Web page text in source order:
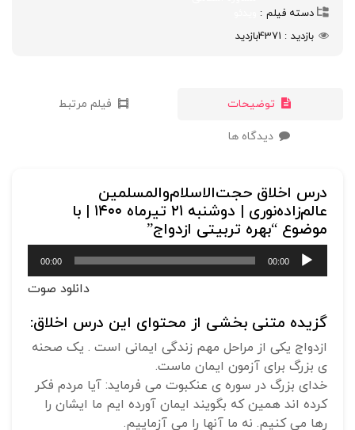
دسته فیلم
بازدید
4371بازدید
توضیحات فیلم مرتبط
دیدگاه ها
درس اخلاق حجت‌الاسلام‌والمسلمین
عالم‌زاده‌نوری | دوشنبه ۲۱ تیرماه ۱۴۰۰ | با
موضوع “بهره تربیتی ازدواج”
پخش‌کننده
صوت
00:00
00:00
دانلود صوت
گزیده متنی بخشی از محتوای این درس اخلاق:
ازدواج یکی از مراحل مهم زندگی ایمانی است . یک صحنه
ی بزرگ برای آزمون ایمان ماست.
خدای بزرگ در سوره ی عنکبوت می فرماید: آیا مردم فکر
کرده اند همین که بگویند ایمان آورده ایم ما ایشان را
رها می کنیم. نه ما آنها را می آزماییم.